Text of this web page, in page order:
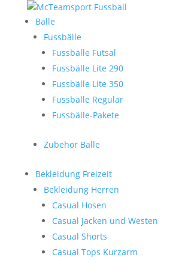
Bälle
Fussbälle
Fussbälle Futsal
Fussbälle Lite 290
Fussbälle Lite 350
Fussbälle Regular
Fussbälle-Pakete
Zubehör Bälle
Bekleidung Freizeit
Bekleidung Herren
Casual Hosen
Casual Jacken und Westen
Casual Shorts
Casual Tops Kurzarm